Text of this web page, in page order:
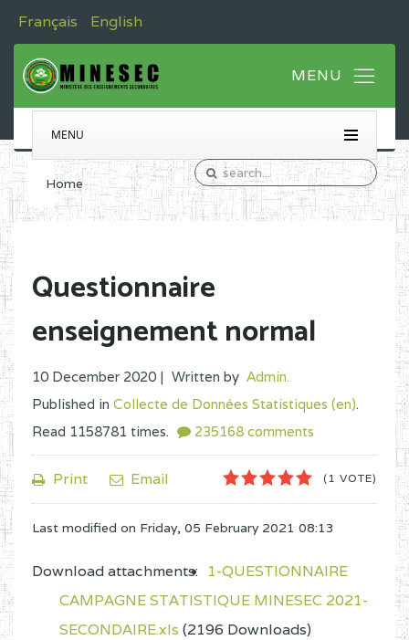
Français English
MENU
Home
Questionnaire
enseignement normal
10 December 2020 | Written by Admin.
Published in Collecte de Données Statistiques (en).
Read 1158781 times. 235168 comments
Print Email 1
2
3
4
5
(1 VOTE)
Last modified on Friday, 05 February 2021 08:13
Download attachments: 1-QUESTIONNAIRE
CAMPAGNE STATISTIQUE MINESEC 2021-
SECONDAIRE.xls (2196 Downloads)